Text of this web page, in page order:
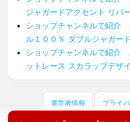
ジャガードアクセント リバ
ショップチャンネルで紹介
ル１００％ ダブルジャガー
ショップチャンネルで紹介
ットレース スカラップデザ
運営者情報 プライ